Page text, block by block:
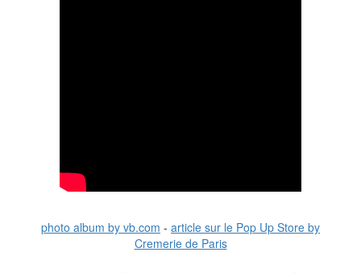
photo album by vb.com - article sur le Pop Up Store by
Cremerie de Paris